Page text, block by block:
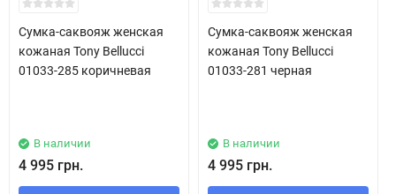
Сумка-саквояж женская
кожаная Tony Bellucci
01033-285 коричневая
В наличии
4 995 грн.
Сумка-саквояж женская
кожаная Tony Bellucci
01033-281 черная
В наличии
4 995 грн.